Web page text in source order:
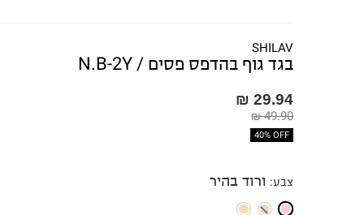
SHILAV
בגד גוף בהדפס פסים / N.B-2Y
29.94 ₪
49.90 ₪
40% OFF
צבע: ורוד בהיר